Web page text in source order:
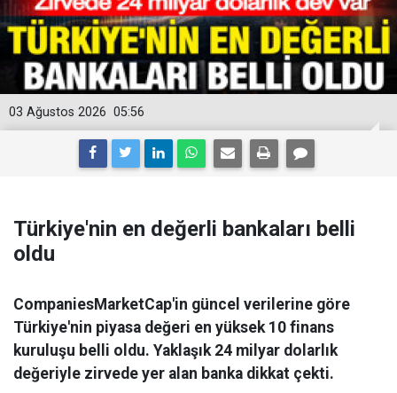
05:56
03 Ağustos 2026
Türkiye'nin en değerli bankaları belli
oldu
CompaniesMarketCap'in güncel verilerine göre
Türkiye'nin piyasa değeri en yüksek 10 finans
kuruluşu belli oldu. Yaklaşık 24 milyar dolarlık
değeriyle zirvede yer alan banka dikkat çekti.